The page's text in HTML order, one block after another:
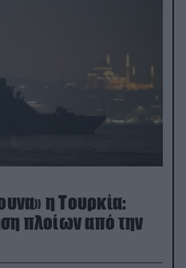
η Τουρκία:
πλοίων από την